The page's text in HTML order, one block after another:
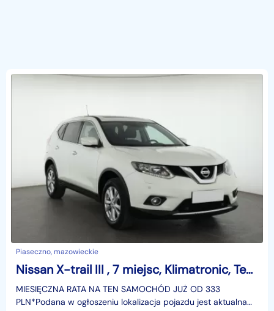
Piaseczno, mazowieckie
Nissan X-trail III , 7 miejsc, Klimatronic, Tempomat, Parktronic,
MIESIĘCZNA RATA NA TEN SAMOCHÓD JUŻ OD 333
PLN*Podana w ogłoszeniu lokalizacja pojazdu jest aktualna